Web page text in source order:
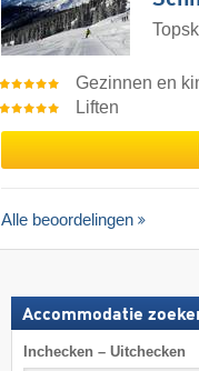
Gezinnen en
Liften
Alle beoordelingen
Accommodatie
Inchecken – Uitchecken